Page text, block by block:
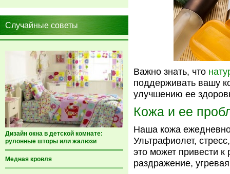
Случайные советы
Дизайн окна в детской комнате:
рулонные шторы или жалюзи
Медная кровля
Важно знать, что
поддерживать вашу
улучшению ее
Кожа и ее
Наша кожа
Ультрафиолет,
это может привести
раздражение,